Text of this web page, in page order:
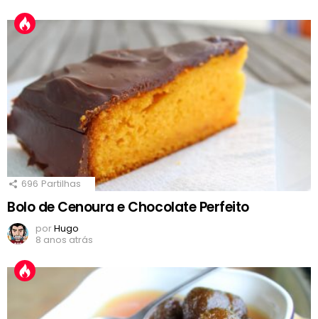
696 Partilhas
Bolo de Cenoura e Chocolate Perfeito
porHugo
8 anos atrás